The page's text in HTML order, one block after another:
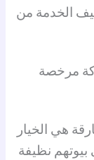
الخدمة من
مرخصة
هي الخيار
بيوتهم نظيفة